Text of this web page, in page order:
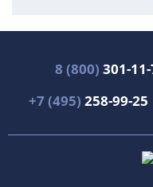
8 (800) 301-
+7 (495) 258-99-25